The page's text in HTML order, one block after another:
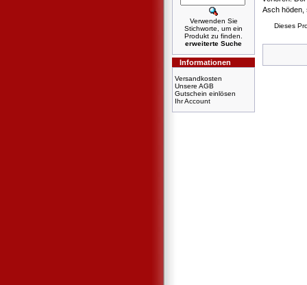
Verwenden Sie
Stichworte, um ein
Produkt zu finden.
erweiterte Suche
Informationen
Versandkosten
Unsere AGB
Gutschein einlösen
Ihr Account
Asch höden,
Dieses